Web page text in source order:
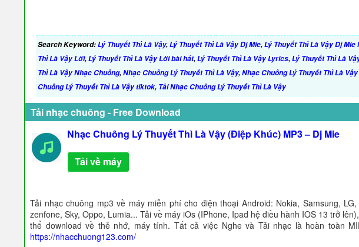
Search Keyword:Lý Thuyết Thì Là Vậy,Lý Thuyết Thì Là Vậy Dj Mie,Lý Thuyết Thì Là Vậy Dj Mie
Thì Là Vậy Lời,Lý Thuyết Thì Là Vậy Lời bài hát,Lý Thuyết Thì Là Vậy Lyrics,Lý Thuyết Thì Là
Thì Là Vậy Nhạc Chuông,Nhạc Chuông Lý Thuyết Thì Là Vậy,Nhạc Chuông Lý Thuyết Thì Là
Chuông Lý Thuyết Thì Là Vậy tiktok, Tải Nhạc Chuông Lý Thuyết Thì Là Vậy
Tải nhạc chuông - Free Download
Nhạc Chuông Lý Thuyết Thì Là Vậy (Điệp Khúc) MP3 – Dj Mie
Tải về máy
Tải nhạc chuông mp3 về máy miễn phí cho điện thoại Android: Nokia, Samsung, LG,
zenfone, Sky, Oppo, Lumia... Tải về máy iOs (IPhone, Ipad hệ điều hành IOS 13 trở
thể download về thẻ nhớ, máy tính. Tất cả việc Nghe và Tải nhạc là hoàn toàn
https://nhacchuong123.com/